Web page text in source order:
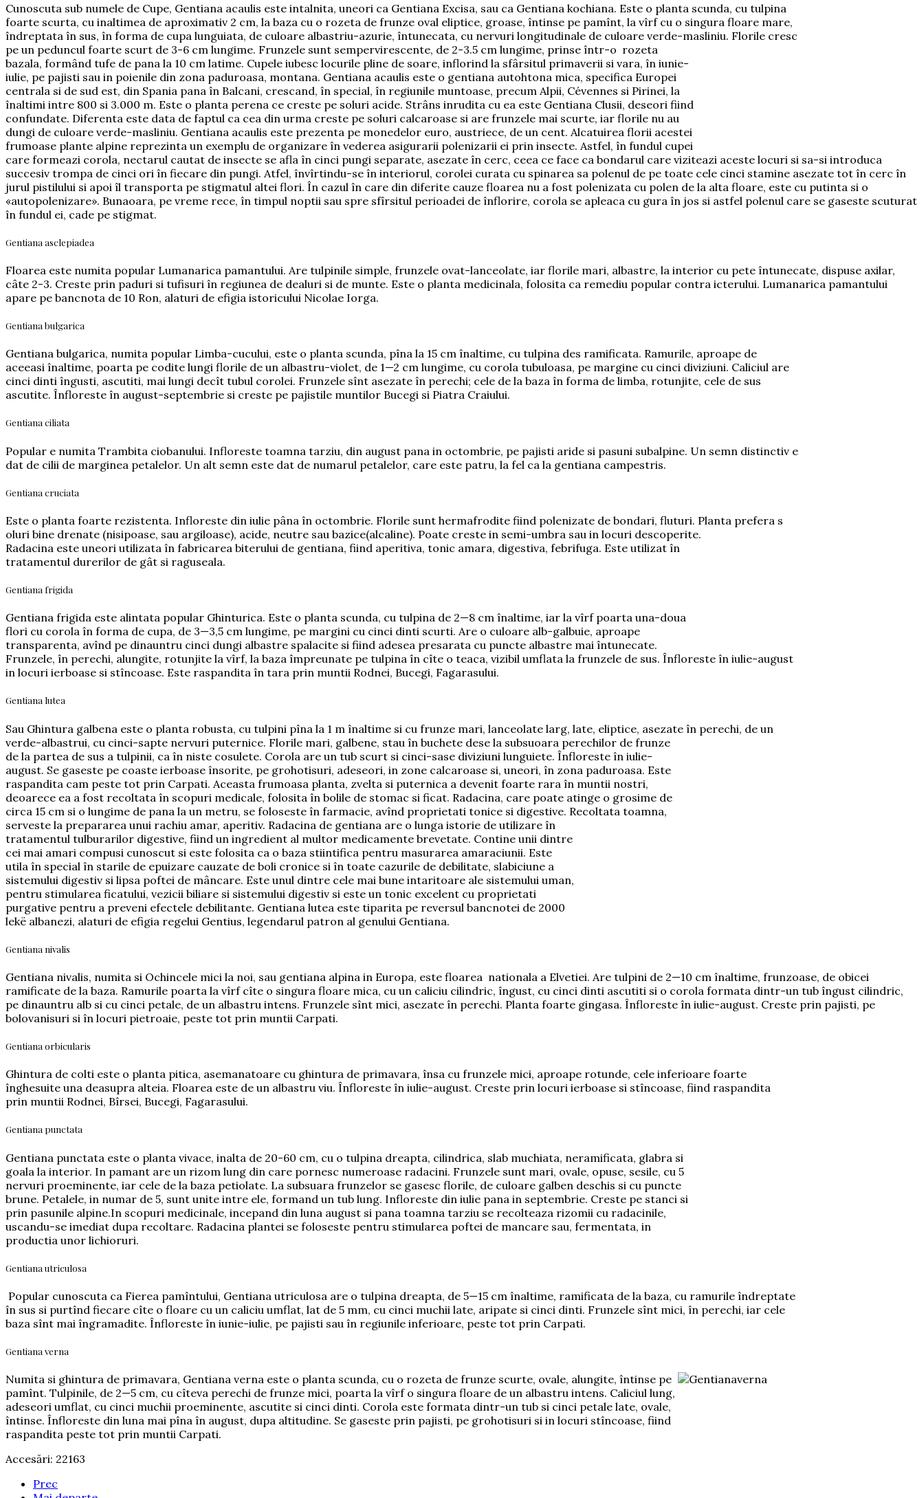
Cunoscuta sub numele de Cupe, Gentiana acaulis este intalnita, uneori ca Gentiana Excisa, sau ca Gentiana kochiana. Este o planta scunda, cu tulpina
foarte scurta, cu inaltimea de aproximativ 2 cm, la baza cu o rozeta de frunze oval eliptice, groase, întinse pe pamînt, la vîrf cu o singura floare mare,
îndreptata în sus, în forma de cupa lunguiata, de culoare albastriu-azurie, întunecata, cu nervuri longitudinale de culoare verde-masliniu. Florile cresc
pe un peduncul foarte scurt de 3-6 cm lungime. Frunzele sunt sempervirescente, de 2-3.5 cm lungime, prinse într-o rozeta
bazala, formând tufe de pana la 10 cm latime. Cupele iubesc locurile pline de soare, inflorind la sfârsitul primaverii si vara, în iunie-
iulie, pe pajisti sau in poienile din zona paduroasa, montana. Gentiana acaulis este o gentiana autohtona mica, specifica Europei
centrala si de sud est, din Spania pana în Balcani, crescand, în special, în regiunile muntoase, precum Alpii, Cévennes si Pirinei, la
înaltimi intre 800 si 3.000 m. Este o planta perena ce creste pe soluri acide. Strâns inrudita cu ea este Gentiana Clusii, deseori fiind
confundate. Diferenta este data de faptul ca cea din urma creste pe soluri calcaroase si are frunzele mai scurte, iar florile nu au
dungi de culoare verde-masliniu. Gentiana acaulis este prezenta pe monedelor euro, austriece, de un cent. Alcatuirea florii acestei
frumoase plante alpine reprezinta un exemplu de organizare în vederea asigurarii polenizarii ei prin insecte. Astfel, în fundul cupei
care formeazi corola, nectarul cautat de insecte se afla în cinci pungi separate, asezate în cerc, ceea ce face ca bondarul care viziteazi aceste locuri si sa-si introduca
succesiv trompa de cinci ori în fiecare din pungi. Atfel, învîrtindu-se în interiorul, corolei curata cu spinarea sa polenul de pe toate cele cinci stamine asezate tot în cerc în
jurul pistilului si apoi îl transporta pe stigmatul altei flori. În cazul în care din diferite cauze floarea nu a fost polenizata cu polen de la alta floare, este cu putinta si o
«autopolenizare». Bunaoara, pe vreme rece, în timpul noptii sau spre sfîrsitul perioadei de înflorire, corola se apleaca cu gura în jos si astfel polenul care se gaseste scuturat
în fundul ei, cade pe stigmat.
Gentiana asclepiadea
Floarea este numita popular Lumanarica pamantului. Are tulpinile simple, frunzele ovat-lanceolate, iar florile mari, albastre, la interior cu pete întunecate, dispuse axilar,
câte 2-3. Creste prin paduri si tufisuri în regiunea de dealuri si de munte. Este o planta medicinala, folosita ca remediu popular contra icterului. Lumanarica pamantului
apare pe bancnota de 10 Ron, alaturi de efigia istoricului Nicolae Iorga.
Gentiana bulgarica
Gentiana bulgarica, numita popular Limba-cucului, este o planta scunda, pîna la 15 cm înaltime, cu tulpina des ramificata. Ramurile, aproape de
aceeasi înaltime, poarta pe codite lungi florile de un albastru-violet, de 1—2 cm lungime, cu corola tubuloasa, pe margine cu cinci diviziuni. Caliciul are
cinci dinti îngusti, ascutiti, mai lungi decît tubul corolei. Frunzele sînt asezate în perechi; cele de la baza în forma de limba, rotunjite, cele de sus
ascutite. Înfloreste în august-septembrie si creste pe pajistile muntilor Bucegi si Piatra Craiului.
Gentiana ciliata
Popular e numita Trambita ciobanului. Infloreste toamna tarziu, din august pana in octombrie, pe pajisti aride si pasuni subalpine. Un semn distinctiv e
dat de cilii de marginea petalelor. Un alt semn este dat de numarul petalelor, care este patru, la fel ca la gentiana campestris.
Gentiana cruciata
Este o planta foarte rezistenta. Infloreste din iulie pâna în octombrie. Florile sunt hermafrodite fiind polenizate de bondari, fluturi. Planta prefera s
oluri bine drenate (nisipoase, sau argiloase), acide, neutre sau bazice(alcaline). Poate creste in semi-umbra sau in locuri descoperite.
Radacina este uneori utilizata în fabricarea biterului de gentiana, fiind aperitiva, tonic amara, digestiva, febrifuga. Este utilizat în
tratamentul durerilor de gât si raguseala.
Gentiana frigida
Gentiana frigida este alintata popular Ghinturica. Este o planta scunda, cu tulpina de 2—8 cm înaltime, iar la vîrf poarta una-doua
flori cu corola în forma de cupa, de 3—3,5 cm lungime, pe margini cu cinci dinti scurti. Are o culoare alb-galbuie, aproape
transparenta, avînd pe dinauntru cinci dungi albastre spalacite si fiind adesea presarata cu puncte albastre mai întunecate.
Frunzele, în perechi, alungite, rotunjite la vîrf, la baza împreunate pe tulpina în cîte o teaca, vizibil umflata la frunzele de sus. Înfloreste în iulie-august
in locuri ierboase si stîncoase. Este raspandita în tara prin muntii Rodnei, Bucegi, Fagarasului.
Gentiana lutea
Sau Ghintura galbena este o planta robusta, cu tulpini pîna la 1 m înaltime si cu frunze mari, lanceolate larg, late, eliptice, asezate în perechi, de un
verde-albastrui, cu cinci-sapte nervuri puternice. Florile mari, galbene, stau în buchete dese la subsuoara perechilor de frunze
de la partea de sus a tulpinii, ca în niste cosulete. Corola are un tub scurt si cinci-sase diviziuni lunguiete. Înfloreste în iulie-
august. Se gaseste pe coaste ierboase însorite, pe grohotisuri, adeseori, in zone calcaroase si, uneori, în zona paduroasa. Este
raspandita cam peste tot prin Carpati. Aceasta frumoasa planta, zvelta si puternica a devenit foarte rara în muntii nostri,
deoarece ea a fost recoltata în scopuri medicale, folosita în bolile de stomac si ficat. Radacina, care poate atinge o grosime de
circa 15 cm si o lungime de pana la un metru, se foloseste în farmacie, avînd proprietati tonice si digestive. Recoltata toamna,
serveste la prepararea unui rachiu amar, aperitiv. Radacina de gentiana are o lunga istorie de utilizare în
tratamentul tulburarilor digestive, fiind un ingredient al multor medicamente brevetate. Contine unii dintre
cei mai amari compusi cunoscut si este folosita ca o baza stiintifica pentru masurarea amaraciunii. Este
utila în special în starile de epuizare cauzate de boli cronice si în toate cazurile de debilitate, slabiciune a
sistemului digestiv si lipsa poftei de mâncare. Este unul dintre cele mai bune intaritoare ale sistemului uman,
pentru stimularea ficatului, vezicii biliare si sistemului digestiv si este un tonic excelent cu proprietati
purgative pentru a preveni efectele debilitante. Gentiana lutea este tiparita pe reversul bancnotei de 2000
lekë albanezi, alaturi de efigia regelui Gentius, legendarul patron al genului Gentiana.
Gentiana nivalis
Gentiana nivalis, numita si Ochincele mici la noi, sau gentiana alpina in Europa, este floarea nationala a Elvetiei. Are tulpini de 2—10 cm înaltime, frunzoase, de obicei
ramificate de la baza. Ramurile poarta la vîrf cîte o singura floare mica, cu un caliciu cilindric, îngust, cu cinci dinti ascutiti si o corola formata dintr-un tub îngust cilindric,
pe dinauntru alb si cu cinci petale, de un albastru intens. Frunzele sînt mici, asezate în perechi. Planta foarte gingasa. Înfloreste în iulie-august. Creste prin pajisti, pe
bolovanisuri si în locuri pietroaie, peste tot prin muntii Carpati.
Gentiana orbicularis
Ghintura de colti este o planta pitica, asemanatoare cu ghintura de primavara, însa cu frunzele mici, aproape rotunde, cele inferioare foarte
înghesuite una deasupra alteia. Floarea este de un albastru viu. Înfloreste în iulie-august. Creste prin locuri ierboase si stîncoase, fiind raspandita
prin muntii Rodnei, Bîrsei, Bucegi, Fagarasului.
Gentiana punctata
Gentiana punctata este o planta vivace, inalta de 20-60 cm, cu o tulpina dreapta, cilindrica, slab muchiata, neramificata, glabra si
goala la interior. In pamant are un rizom lung din care pornesc numeroase radacini. Frunzele sunt mari, ovale, opuse, sesile, cu 5
nervuri proeminente, iar cele de la baza petiolate. La subsuara frunzelor se gasesc florile, de culoare galben deschis si cu puncte
brune. Petalele, in numar de 5, sunt unite intre ele, formand un tub lung. Infloreste din iulie pana in septembrie. Creste pe stanci si
prin pasunile alpine.In scopuri medicinale, incepand din luna august si pana toamna tarziu se recolteaza rizomii cu radacinile,
uscandu-se imediat dupa recoltare. Radacina plantei se foloseste pentru stimularea poftei de mancare sau, fermentata, in
productia unor lichioruri.
Gentiana utriculosa
Popular cunoscuta ca Fierea pamîntului, Gentiana utriculosa are o tulpina dreapta, de 5—15 cm înaltime, ramificata de la baza, cu ramurile îndreptate
în sus si purtînd fiecare cîte o floare cu un caliciu umflat, lat de 5 mm, cu cinci muchii late, aripate si cinci dinti. Frunzele sînt mici, în perechi, iar cele
baza sînt mai îngramadite. Înfloreste în iunie-iulie, pe pajisti sau în regiunile inferioare, peste tot prin Carpati.
Gentiana verna
Numita si ghintura de primavara, Gentiana verna este o planta scunda, cu o rozeta de frunze scurte, ovale, alungite, întinse pe
pamînt. Tulpinile, de 2—5 cm, cu cîteva perechi de frunze mici, poarta la vîrf o singura floare de un albastru intens. Caliciul lung,
adeseori umflat, cu cinci muchii proeminente, ascutite si cinci dinti. Corola este formata dintr-un tub si cinci petale late, ovale,
întinse. Înfloreste din luna mai pîna în august, dupa altitudine. Se gaseste prin pajisti, pe grohotisuri si in locuri stîncoase, fiind
raspandita peste tot prin muntii Carpati.
Accesări: 22163
Prec